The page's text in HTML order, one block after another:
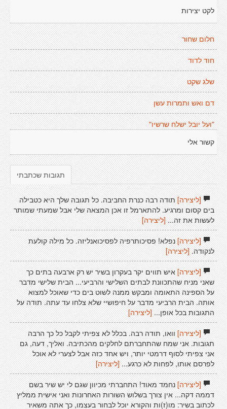
לקט יצירות
חלום שחור
חוד לדוד
שלג שקט
דם ואש ותמרות עשן
"ועל יובל ישלח שרשיו"
קשור אלי
תגובות שכתבתי
[ליצירה]תודה רבה כנרת החביבה. כל תגובה שלך היא כטבילה
בים קסום ומרגיע. להתארמל זו אכן המצאה שלי אבל שמעתי שמותר
לעשות את זה... [ליצירה]
[ליצירה]נפלא! פסיכותרפיה לפסיכואנליזה. כל מילה קולעת
לנקודה. [ליצירה]
[ליצירה]איש תווים יקר בעקרון בשיר יש רק ארבעה בתים כך
שאני מניח שהתכוונת לבתים השלישי והרביעי... הבית שלישי מדבר
על הספינה התאומה ומבקש ממנה לשוט בים כדי שאוכל למצוא
אותה. הבית הרביעי מדבר על חיפושיי שלא צלחו עד עתה. תודה על
התגובות בכל אופן... [ליצירה]
[ליצירה]וואו, תודה רבה. בכלל לא צפיתי לקבל כל כך הרבה
תגובות. אני שמח שהתחברתם לחלקים מהכתיבה. ואליך, דעה, גם
אני צפיתי לסוף דרמטי יותר, ויש אחד כזה אבל לצערי לא אוכל
לפרסם אותו, לפחות לא כרגע... [ליצירה]
[ליצירה]נחמד מאוד! התחברתי מכיוון שגם לי יש שיר בשם
דממה דקה... אין צורך בשלוש השורות האחרונות ואני אישית ממליץ
לכתוב בשיר: מו(ז)ות והקורא יוכל לבחור בעצמו, כך אתה משאיר